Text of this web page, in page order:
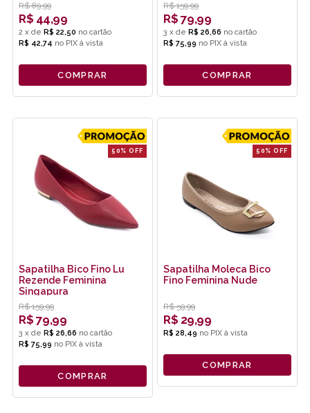
R$ 89,99
R$ 44,99
2 x de R$ 22,50
R$ 42,74 no PIX
COMPRAR
R$ 159,99
R$ 79,99
3 x de R$ 26,66
R$ 75,99 no PIX
COMPRAR
50% OFF
Sapatilha Bico Fino Lu
Rezende Feminina
Singapura
R$ 159,99
R$ 79,99
3 x de R$ 26,66
R$ 75,99 no PIX
COMPRAR
50% OFF
Sapatilha Moleca Bico
Fino Feminina Nude
R$ 59,99
R$ 29,99
R$ 28,49 no PIX
COMPRAR